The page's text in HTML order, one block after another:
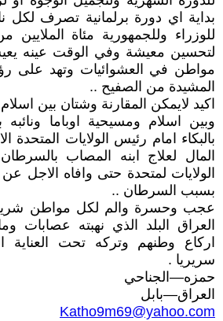
بداية اي دورة برلمانية تصرف لكل
للوزراء وللجمهورية مئاة الملايين
لتحسين معيشة وفي الوقت عينه
مواطن في العشوائيات وتهد على
المشيدة من الصفيح ..
اكيد لايمكن المقارنة وشتان بين
وبين اسلام ومسيحية اوباما
بالبكاء امام رئيس الولايات المتحدة
المال لعلاج ابنه المصاب
بسبب السرطان ..
عجب وحسرة والم لكل مواطن
العراق البلد الذي نهبته عصابات
اركاع وطنهم وتركه تحت العناية
سريريا .
حمزه—الجناحي
العراق—بابل
Katho9m69@yahoo.com